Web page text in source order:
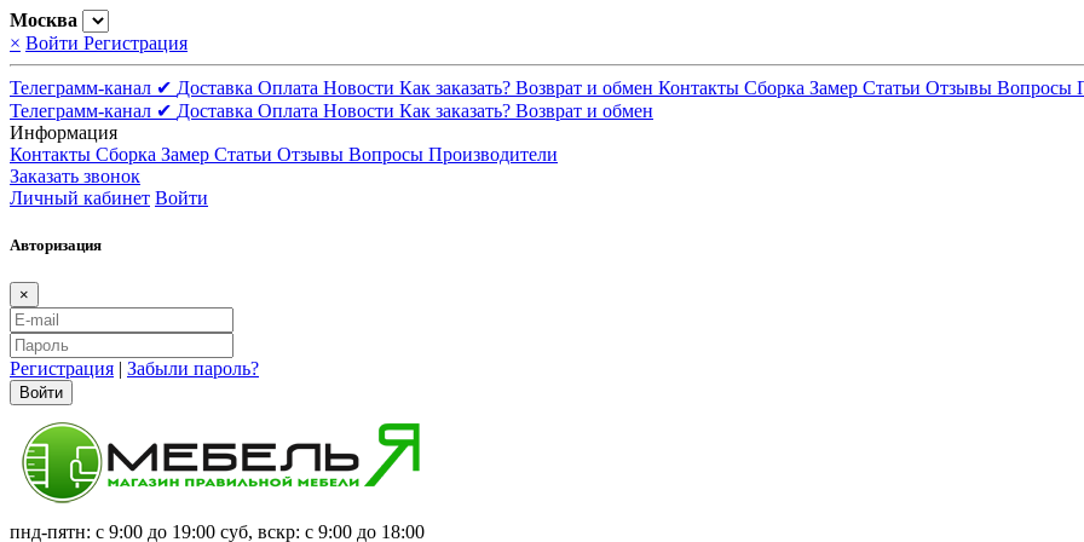
Москва
× Войти Регистрация
Телеграмм-канал ✔ Доставка Оплата Новости Как заказать? Возврат и обмен Контакты Сборка Замер Статьи Отзывы Вопросы
Телеграмм-канал ✔ Доставка Оплата Новости Как заказать? Возврат и обмен
Информация
Контакты Сборка Замер Статьи Отзывы Вопросы Производители
Заказать звонок
Личный кабинет Войти
Авторизация
×
Регистрация | Забыли пароль?
Войти
пнд-пятн: с 9:00 до 19:00 суб, вскр: с 9:00 до 18:00